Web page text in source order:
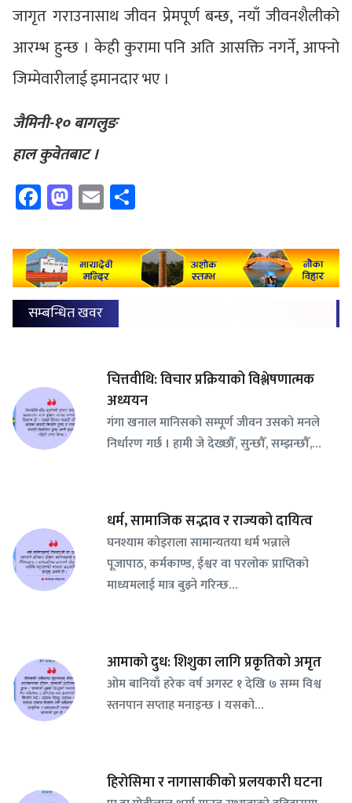
जागृत गराउनासाथ जीवन प्रेमपूर्ण बन्छ, नयाँ जीवनशैलीको
आरम्भ हुन्छ । केही कुरामा पनि अति आसक्ति नगर्ने, आफ्नो
जिम्मेवारीलाई इमानदार भए ।
जैमिनी-१० बागलुङ
हाल कुवेतबाट ।
Facebook
Mastodon
Email
सम्बन्धित खवर
चित्तवीथि: विचार प्रक्रियाको विश्लेषणात्मक
अध्ययन
गंगा खनाल मानिसको सम्पूर्ण जीवन उसको मनले
निर्धारण गर्छ । हामी जे देख्छौँ, सुन्छौँ, सम्झन्छौँ,…
धर्म, सामाजिक सद्भाव र राज्यको दायित्व
घनश्याम कोइराला सामान्यतया धर्म भन्नाले
पूजापाठ, कर्मकाण्ड, ईश्वर वा परलोक प्राप्तिको
माध्यमलाई मात्र बुझ्ने गरिन्छ…
आमाको दुध: शिशुका लागि प्रकृतिको अमृत
ओम बानियाँ हरेक वर्ष अगस्ट १ देखि ७ सम्म विश्व
स्तनपान सप्ताह मनाइन्छ । यसको…
हिरोसिमा र नागासाकीको प्रलयकारी घटना